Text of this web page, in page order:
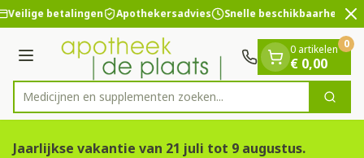
Ga naar de inhoud
2 van 2
Veilige betalingen Apothekersadvies Snelle beschikbaarheid
Menu
Product, merk, categorie...
Medicijnen en supplementen zoek Zoek
0 artikelen
€ 0,00
0
Jaarlijkse vakantie van 21 juli tot 9 augustus.